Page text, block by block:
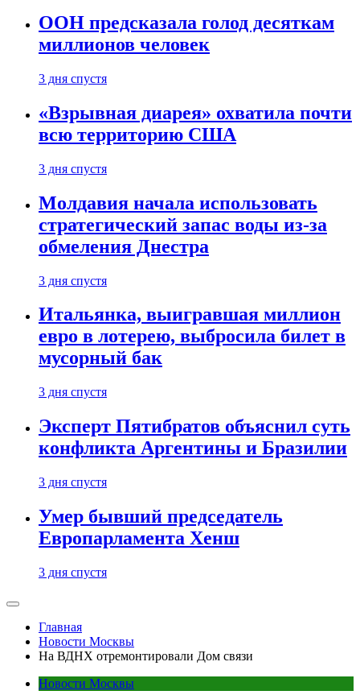
ООН предсказала голод десяткам
миллионов человек
3 дня спустя
«Взрывная диарея» охватила почти
всю территорию США
3 дня спустя
Молдавия начала использовать
стратегический запас воды из-за
обмеления Днестра
3 дня спустя
Итальянка, выигравшая миллион
евро в лотерею, выбросила билет в
мусорный бак
3 дня спустя
Эксперт Пятибратов объяснил суть
конфликта Аргентины и Бразилии
3 дня спустя
Умер бывший председатель
Европарламента Хенш
3 дня спустя
Главная
Новости Москвы
На ВДНХ отремонтировали Дом связи
Новости Москвы